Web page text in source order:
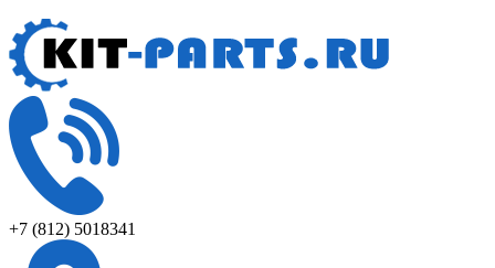
+7 (812) 5018341